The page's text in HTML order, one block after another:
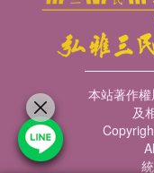
本站著作
及